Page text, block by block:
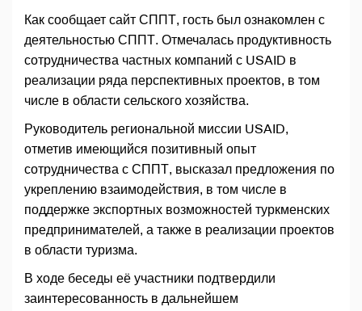
Как сообщает сайт СППТ, гость был ознакомлен с
деятельностью СППТ. Отмечалась продуктивность
сотрудничества частных компаний с USAID в
реализации ряда перспективных проектов, в том
числе в области сельского хозяйства.
Руководитель региональной миссии USAID,
отметив имеющийся позитивный опыт
сотрудничества с СППТ, высказал предложения по
укреплению взаимодействия, в том числе в
поддержке экспортных возможностей туркменских
предпринимателей, а также в реализации проектов
в области туризма.
В ходе беседы её участники подтвердили
заинтересованность в дальнейшем